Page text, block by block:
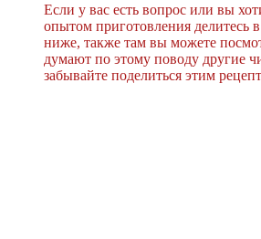
Если у вас есть вопрос или вы
опытом приготовления делитесь
ниже, также там вы можете
думают по этому поводу другие
забывайте поделиться этим